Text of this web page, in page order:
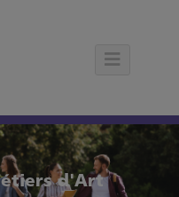
d'Art